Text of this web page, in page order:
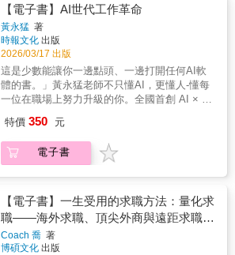
業講師教學現場，用35個最接地氣的AI實戰心
法，帶領你從「AI焦慮」轉為「AI戰力」。從
「換軌思維」，到預判未來的「情境推演」，
再到實現自由的「智能平衡」，每一章都教你
如何用AI強化思考力、提升影響力、創造績效
力。這不是一本教AI的書，而是一本教你--如何
用AI成為職場新菁英的行動手冊。 適合1.職場
基層與中階主管2.團隊領導者3.新創業者與企業
主4.專業技術者與知識型工作者5.個人工作者與
【電子書】AI世代工作革命
黃永猛 著
時報文化 出版
2026/03/17 出版
這是少數能讓你一邊點頭、一邊打開任何AI軟
體的書。」黃永猛老師不只懂AI，更懂人-懂每
一位在職場上努力升級的你。全國首創 AI × 職
2.痛點診斷3. AI實戰心法4.應用場景5.黃老師專
業提點適用所有主管、業務、行銷、人資全職
場族群讀完即可上手，立刻提升AI競爭力AI工
業講師教學現場，用35個最接地氣的AI實戰心
法，帶領你從「AI焦慮」轉為「AI戰力」。從
「換軌思維」，到預判未來的「情境推演」，
再到實現自由的「智能平衡」，每一章都教你
特價 350 元
電子書
【電子書】一生受用的求職方法：量化求
職——海外求職、頂尖外商與遠距求職必
備攻略（iThome鐵人賽系列書）
Coach 喬 著
博碩文化 出版